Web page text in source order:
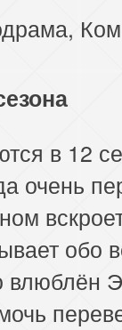
,
в 12
очень
обо
влюблён